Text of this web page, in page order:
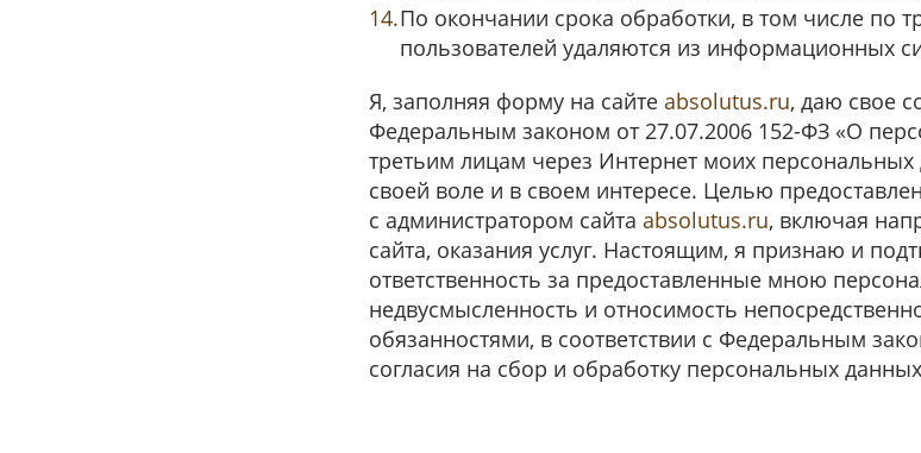
По окончании срока обработки, в том числе по
пользователей удаляются из информационных
Я, заполняя форму на сайте absolutus.ru, даю свое
Федеральным законом от 27.07.2006 152-ФЗ «О
третьим лицам через Интернет моих
своей воле и в своем интересе. Целью
с администратором сайта absolutus.ru, включая
сайта, оказания услуг. Настоящим, я признаю и
ответственность за предоставленные мною
недвусмысленность и относимость
обязанностями, в соответствии с Федеральным
согласия на сбор и обработку персональных